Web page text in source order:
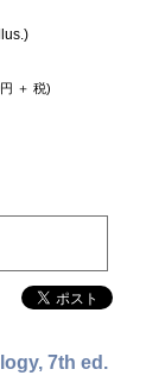
＋ 税)
7th ed.